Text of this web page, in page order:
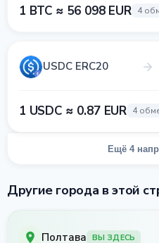
1 BTC ≈ 56 098 EUR 4
USDC ERC20
1 USDC ≈ 0.87 EUR 4
Ещё 4
Другие города в этой
Полтава ВЫ ЗДЕСЬ